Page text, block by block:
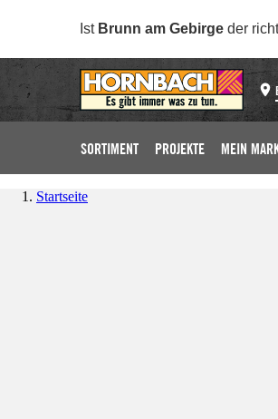
Ist Brunn am Gebirge der
SORTIMENT PROJEKTE MEIN
Startseite